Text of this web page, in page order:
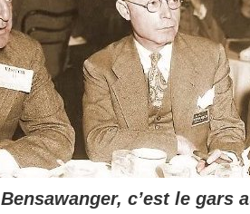
Bensawanger, c’est le gars